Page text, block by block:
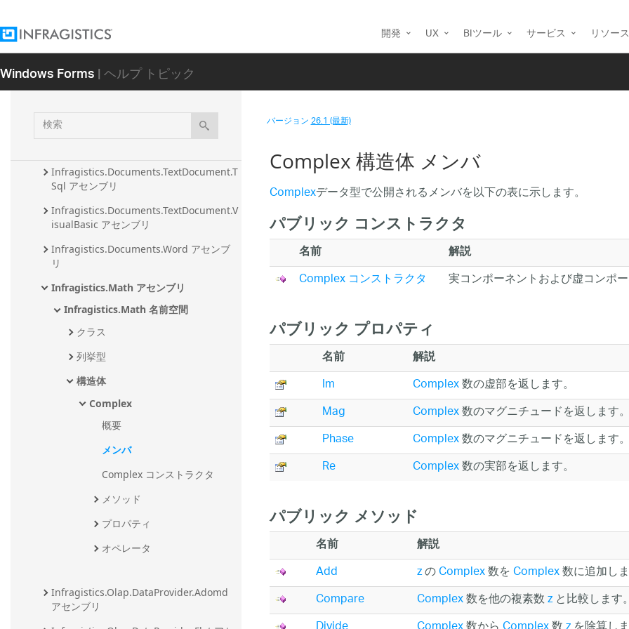
開発 UX BIツール サービス リソース
Windows Forms| ヘルプ トピック
検
索
Infragistics.Documents.IO アセンブリ
Infragistics.Documents.Reports アセン
ブリ
Infragistics.Documents.TextDocument
Infragistics.Documents.TextDocument.C
Infragistics.Documents.TextDocument.T
Sql アセンブリ
Infragistics.Documents.TextDocument.V
isualBasic アセンブリ
Infragistics.Documents.Word アセンブ
リ
Infragistics.Math アセンブリ
Infragistics.Math 名前空間
クラス
列挙型
構造体
Complex
概要
メンバ
Complex コンストラクタ
メソッド
プロパティ
オペレータ
Infragistics.Olap.DataProvider.Adomd
アセンブリ
バージョン26.1 (最新)
Complex 構造体 メンバ
Complexデータ型で公開されるメンバを以下の表に示します。
パブリック コンストラクタ
名前 解説
Complex コンストラクタ 実コンポーネントおよび虚コンポ
パブリック プロパティ
名前 解説
Im Complex数の虚部を返します。
Mag
Complex数のマグニチュードを返します。
Phase
Complex数のマグニチュードを返します。
Re
Complex数の実部を返します。
パブリック メソッド
名前 解説
Add zのComplex数をComplex数に追加しま
Compare
Complex数を他の複素数zと比較します。